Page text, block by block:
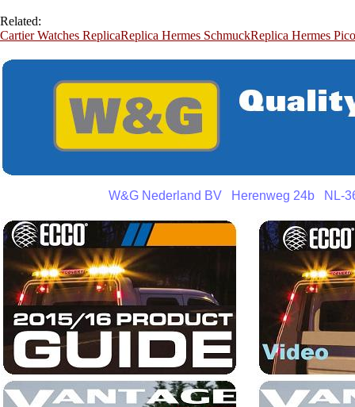
Related:
Cartier Watches ReplicaReplica Hermes SchmuckReplica Hermes
W&G Nederland BV Herenweg 24b